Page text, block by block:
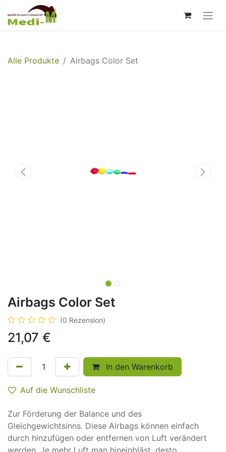
Alle Produkte Airbags Color Set
Airbags Color Set
(0 Rezension)
21,07 €
In den Warenkorb
Auf die Wunschliste
Zur Förderung der Balance und des
Gleichgewichtsinns. Diese Airbags können einfach
durch hinzufügen oder entfernen von Luft verändert
werden. Je mehr Luft man hineinbläst, desto